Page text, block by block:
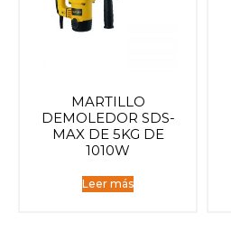
MARTILLO
DEMOLEDOR SDS-
MAX DE 5KG DE
1010W
Leer más